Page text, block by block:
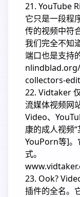
21. YouTube
它只是一段程
传的视频中符
我们完全不知
端口也是支持
collectors-
22. Vidtaker
流媒体视频网
Video、
康的成人视频
YouPorn等]。
式。
23. Ook?
插件的全名。